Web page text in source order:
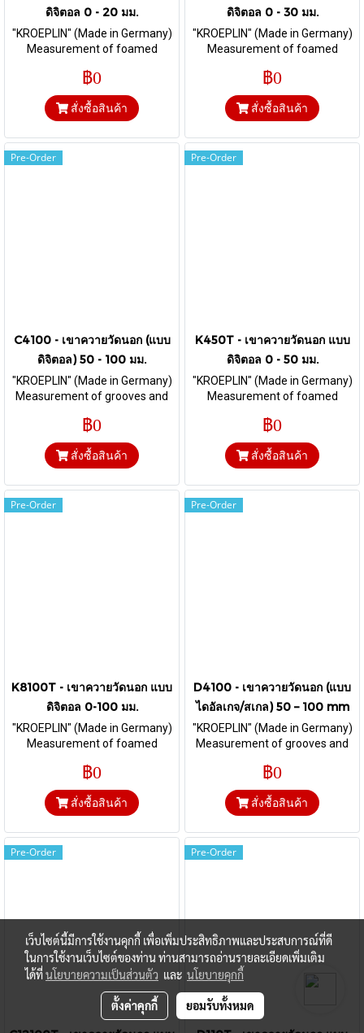
ดิจิตอล 0 - 20 มม.
"KROEPLIN" (Made in Germany)
Measurement of foamed
mm. & Depth 85 mm. I Flat Ø 10
mm
฿0
สั่งซื้อสินค้า
ดิจิตอล 0 - 30 มม.
"KROEPLIN" (Made in Germany)
Measurement of foamed
mm. & Depth 116 mm. I Flat Ø
50 mm
฿0
สั่งซื้อสินค้า
Pre-Order
C4100 - เขาควายวัดนอก (แบบ
ดิจิตอล) 50 - 100 มม.
"KROEPLIN" (Made in Germany)
Measurement of grooves and
& Depth 169 mm. I HM-Ball Ø 5
mm
฿0
สั่งซื้อสินค้า
Pre-Order
K450T - เขาควายวัดนอก แบบ
ดิจิตอล 0 - 50 มม.
"KROEPLIN" (Made in Germany)
Measurement of foamed
mm. & Depth 167 mm. I Flat Ø
50 mm
฿0
สั่งซื้อสินค้า
Pre-Order
K8100T - เขาควายวัดนอก แบบ
ดิจิตอล 0-100 มม.
"KROEPLIN" (Made in Germany)
Measurement of foamed
mm. & Depth 375 mm. I Flat Ø
50 mm
฿0
สั่งซื้อสินค้า
Pre-Order
D4100 - เขาควายวัดนอก (แบบ
ไดอัลเกจ/สเกล) 50 – 100 mm
"KROEPLIN" (Made in Germany)
Measurement of grooves and
& Depth 169 mm. I HM-Ball Ø 5
mm
฿0
สั่งซื้อสินค้า
Pre-Order Pre-Order
เว็บไซต์นี้มีการใช้งานคุกกี้ เพื่อเพิ่มประสิทธิภาพและประสบการณ์ที่ดี
ในการใช้งานเว็บไซต์ของท่าน ท่านสามารถอ่านรายละเอียดเพิ่มเติม
ได้ที่นโยบายความเป็นส่วนตัว และ นโยบายคุกกี้
ตั้งค่าคุกกี้ ยอมรับทั้งหมด